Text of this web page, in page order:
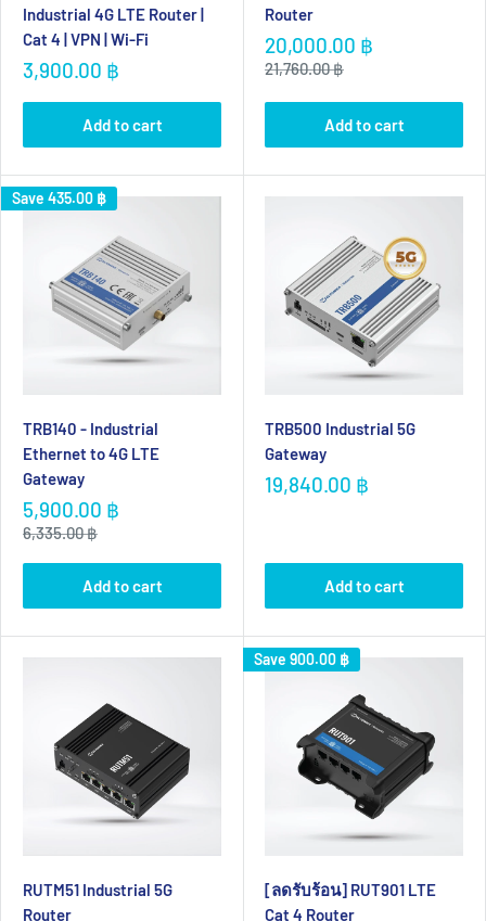
เหมาะกับการทำงานในพื้นที่ห่างไกล สภาพแวดล้อมที่ร้อนหรือเย็นจัด
หรือในโรงงานอุตสาหกรรม รองรับการทำงานหลากหลายรูปแบบ
ด้วยฟีเจอร์ที่แตกต่างจากเราเตอร์ทั่วไป
มีบทบาทสำคัญในการทำให้ผู้ใช้งานสามารถใช้ประโยชน์
จากระบบเครือข่าย 5G ที่ทันสมัยและทรงพลังได้อย่างเต็มที่ การเลือก
อุปกรณ์ 5G Router มีผลต่อประสิทธิภาพในการสื่อสารเป็นอย่างมาก
ตัวอย่างการนำไปใช้งานและ Application
5G/4G
Router/Gateway
กลางในการเชื่อมต่อ
Solar plant เพื่อการ
ตรวจสอบแบบเรียล
ไทม์ โดยไม่ต้องเดิน
สามารถดูสถานะ
ระยะไกลได้
Router/Gatewayปร
สร้างการเข้าถึงได้
กล้องวงจรปิดเพื่อ
High Speed Wifi
ใช้ได้หลายคน เป็น
วิธีที่ใช้ง่ายและ
บริการอินเทอร์เน็ต
แบบไร้สายแบบ
เคลื่อนที่
Industrial 4G LTE Router |
Cat 4 | VPN | Wi-Fi
Sale
3,900.00 ฿
Add to cart
Router
Sale
price
20,000.00 ฿
Regular
21,760.00 ฿
Add to cart
Save 435.00 ฿
TRB140 - Industrial
Ethernet to 4G LTE
Gateway
Sale
price
5,900.00 ฿
Regular
6,335.00 ฿
Add to cart
TRB500 Industrial 5G
Gateway
Sale
19,840.00 ฿
Add to cart
RUTM51 Industrial 5G
Router
Save 900.00 ฿
[ลดรับร้อน] RUT901 LTE
Cat 4 Router